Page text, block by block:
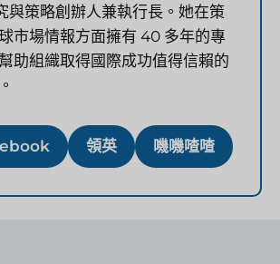
與策略創辦人兼執行長。她在策
市場情報方面擁有 40 多年的專
助組織取得國際成功值得信賴的
領英 嘰嘰喳喳